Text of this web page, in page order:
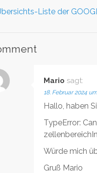
Liste der
Mario sagt:
18. Februar 2024
Hallo, haben
TypeError:
Würde mich
Gruß Mario